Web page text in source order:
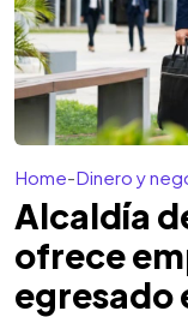
Home-Dinero y
Alcaldía
ofrece
egresado